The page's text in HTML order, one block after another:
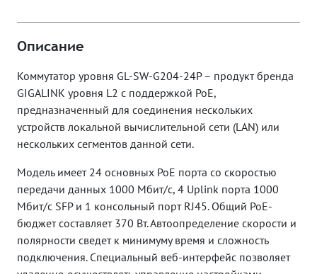
Описание
Коммутатор уровня GL-SW-G204-24P – продукт бренда
GIGALINK уровня L2 с поддержкой PoE,
предназначенный для соединения нескольких
устройств локальной вычислительной сети (LAN) или
нескольких сегментов данной сети.
Модель имеет 24 основных PoE порта со скоростью
передачи данных 1000 Мбит/c, 4 Uplink порта 1000
Мбит/c SFP и 1 консольный порт RJ45. Общий PoE-
бюджет составляет 370 Вт. Автоопределение скорости и
полярности сведет к минимуму время и сложность
подключения. Специальный веб-интерфейс позволяет